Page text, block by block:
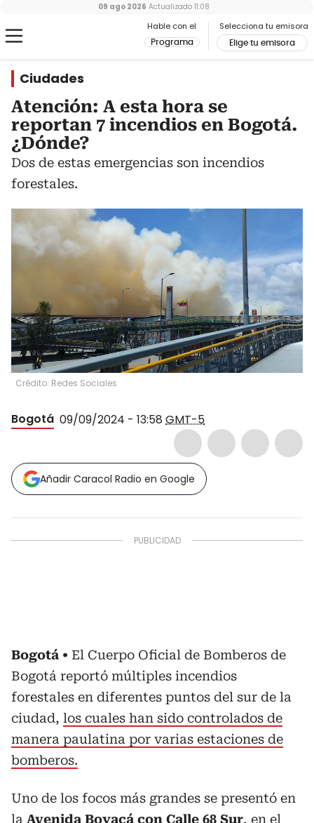
Hable con el
Programa
Selecciona tu emisora
Elige tu emisora
09 ago 2026 Actualizado 11:08
Ciudades
Atención: A esta hora se
reportan 7 incendios en Bogotá.
¿Dónde?
Dos de estas emergencias son incendios
forestales.
Crédito: Redes Sociales
Bogotá 09/09/2024 - 13:58 GMT-5
Añadir Caracol Radio en Google
Bogotá
El Cuerpo Oficial de Bomberos de
Bogotá reportó múltiples incendios
forestales en diferentes puntos del sur de la
ciudad, los cuales han sido controlados de
manera paulatina por varias estaciones de
bomberos.
Uno de los focos más grandes se presentó en
la Avenida Boyacá con Calle 68 Sur, en el